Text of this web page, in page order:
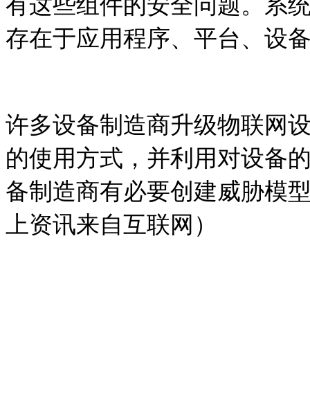
存在于应用程序、平台、设
许多设备制造商升级物联网
的使用方式，并利用对设备
备制造商有必要创建威胁模
上资讯来自互联网）